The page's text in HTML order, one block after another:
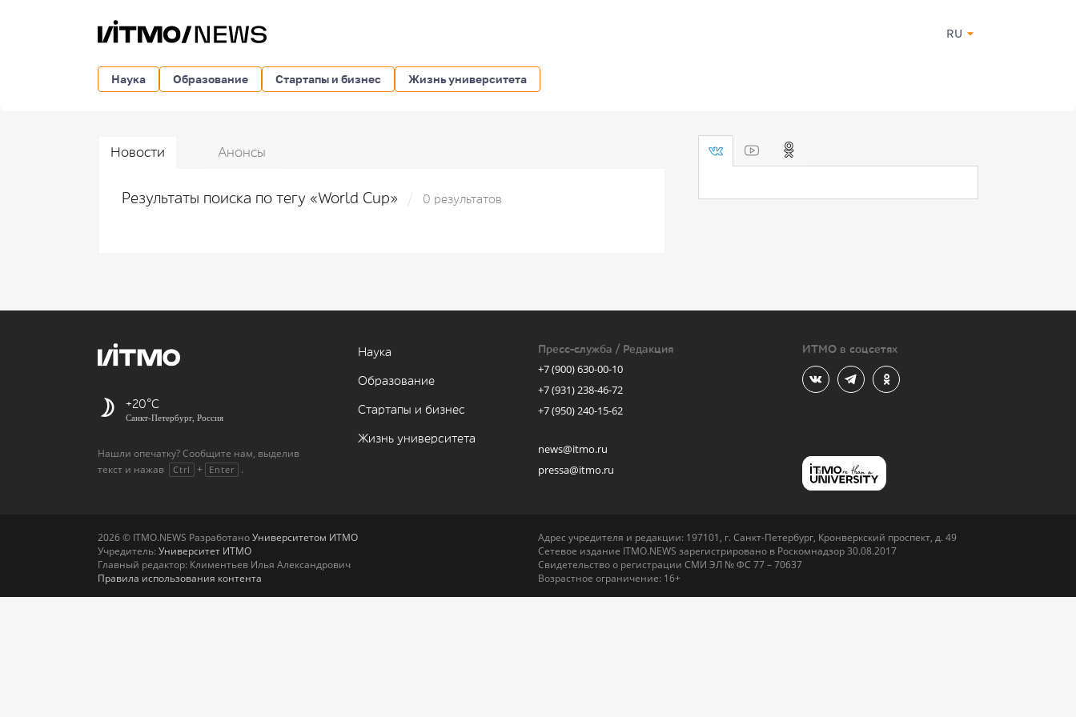
RU
Наука Образование Стартапы и бизнес Жизнь университета
Новости Анонсы
Результаты поиска по тегу «World Cup» 0 результатов
+20
Санкт-Петербург, Россия
Нашли опечатку? Сообщите нам, выделив
текст и нажав
Ctrl + Enter .
Наука
Образование
Стартапы и бизнес
Жизнь университета
Пресс-служба / Редакция
+7 (900) 630-00-10
+7 (931) 238-46-72
+7 (950) 240-15-62
news@itmo.ru
pressa@itmo.ru
ИТМО в соцсетях
2026 © ITMO.NEWS РазработаноУниверситетом ИТМО
Учредитель: Университет ИТМО
Главный редактор: Климентьев Илья Александрович
Правила использования контента
Адрес учредителя и редакции: 197101, г. Санкт-Петербург, Кронверкский проспект, д. 49
Сетевое издание ITMO.NEWS зарегистрировано в Роскомнадзор 30.08.2017
Свидетельство о регистрации СМИ ЭЛ № ФС 77 – 70637
Возрастное ограничение: 16+